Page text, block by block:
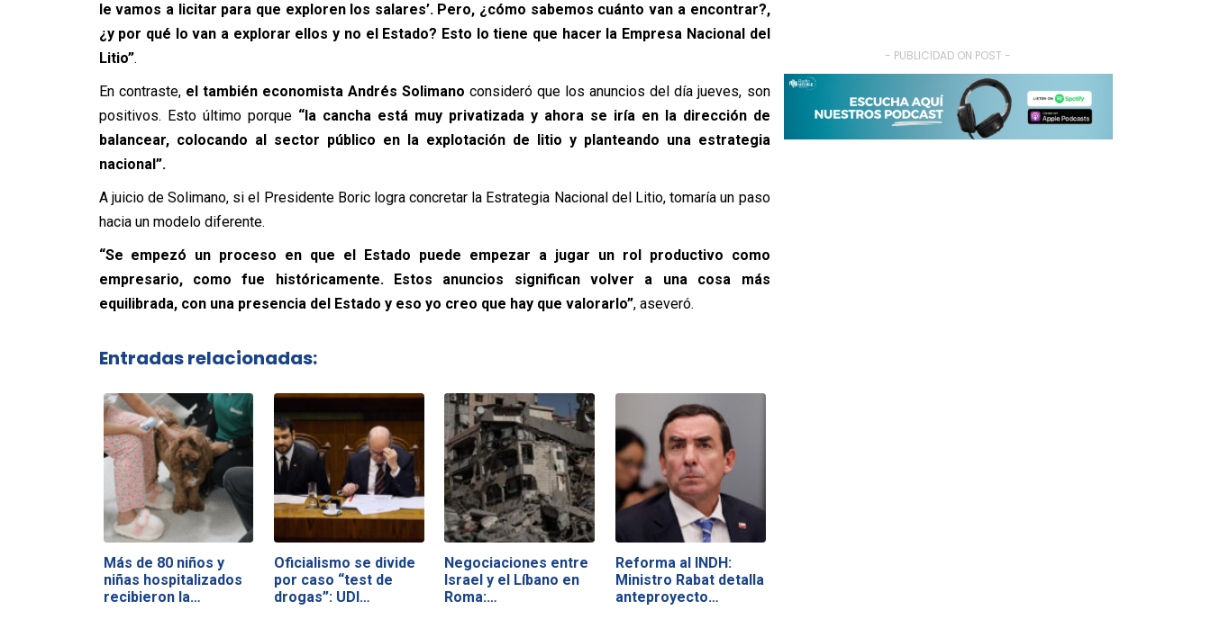
le vamos a licitar para que exploren los salares’. Pero, ¿cómo sabemos cuánto van a encontrar?,
¿y por qué lo van a explorar ellos y no el Estado? Esto lo tiene que hacer la Empresa Nacional del
Litio”.
En contraste, el también economista Andrés Solimano consideró que los anuncios del día jueves, son
positivos. Esto último porque “la cancha está muy privatizada y ahora se iría en la dirección de
balancear, colocando al sector público en la explotación de litio y planteando una estrategia
nacional”.
A juicio de Solimano, si el Presidente Boric logra concretar la Estrategia Nacional del Litio, tomaría un paso
hacia un modelo diferente.
“Se empezó un proceso en que el Estado puede empezar a jugar un rol productivo como
empresario, como fue históricamente. Estos anuncios significan volver a una cosa más
equilibrada, con una presencia del Estado y eso yo creo que hay que valorarlo”, aseveró.
Entradas relacionadas:
Más de 80 niños y
niñas hospitalizados
recibieron la…
Oficialismo se divide
por caso “test de
drogas”: UDI…
Negociaciones entre
Israel y el Líbano en
Roma:…
Reforma al INDH:
Ministro Rabat detalla
anteproyecto…
- PUBLICIDAD ON POST -